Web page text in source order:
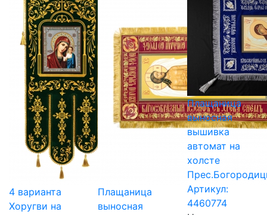
4 варианта
Хоругви на
Плащаница
выносная
Плащаница
выносная
вышивка
автомат на
холсте
Артикул:
4460774